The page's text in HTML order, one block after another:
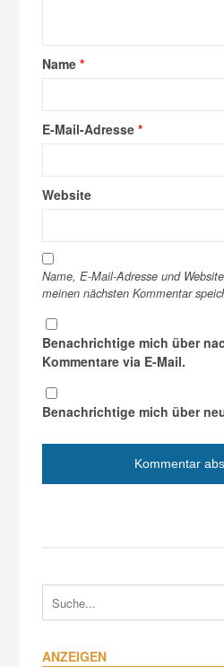
Name*
E-Mail-Adresse*
Website
Name, E-Mail-Adresse und
meinen nächsten Kommentar
Benachrichtige mich über
Kommentare via E-Mail.
Benachrichtige mich über
ANZEIGEN